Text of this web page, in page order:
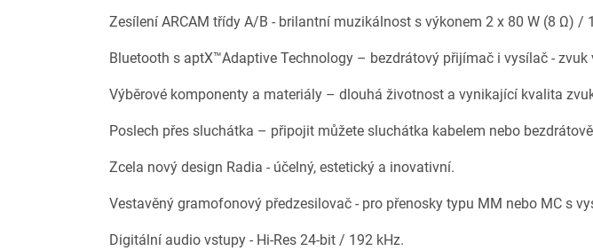
Zesílení ARCAM třídy A/B - brilantní muzikálnost s výkonem 2 x 80 W (8 Ω) /
Bluetooth s aptX™Adaptive Technology – bezdrátový přijímač i vysílač -
Výběrové komponenty a materiály – dlouhá životnost a vynikající kvalita
Poslech přes sluchátka – připojit můžete sluchátka kabelem nebo
Zcela nový design Radia - účelný, estetický a inovativní.
Vestavěný gramofonový předzesilovač - pro přenosky typu MM nebo MC s
Digitální audio vstupy - Hi-Res 24-bit / 192 kHz.